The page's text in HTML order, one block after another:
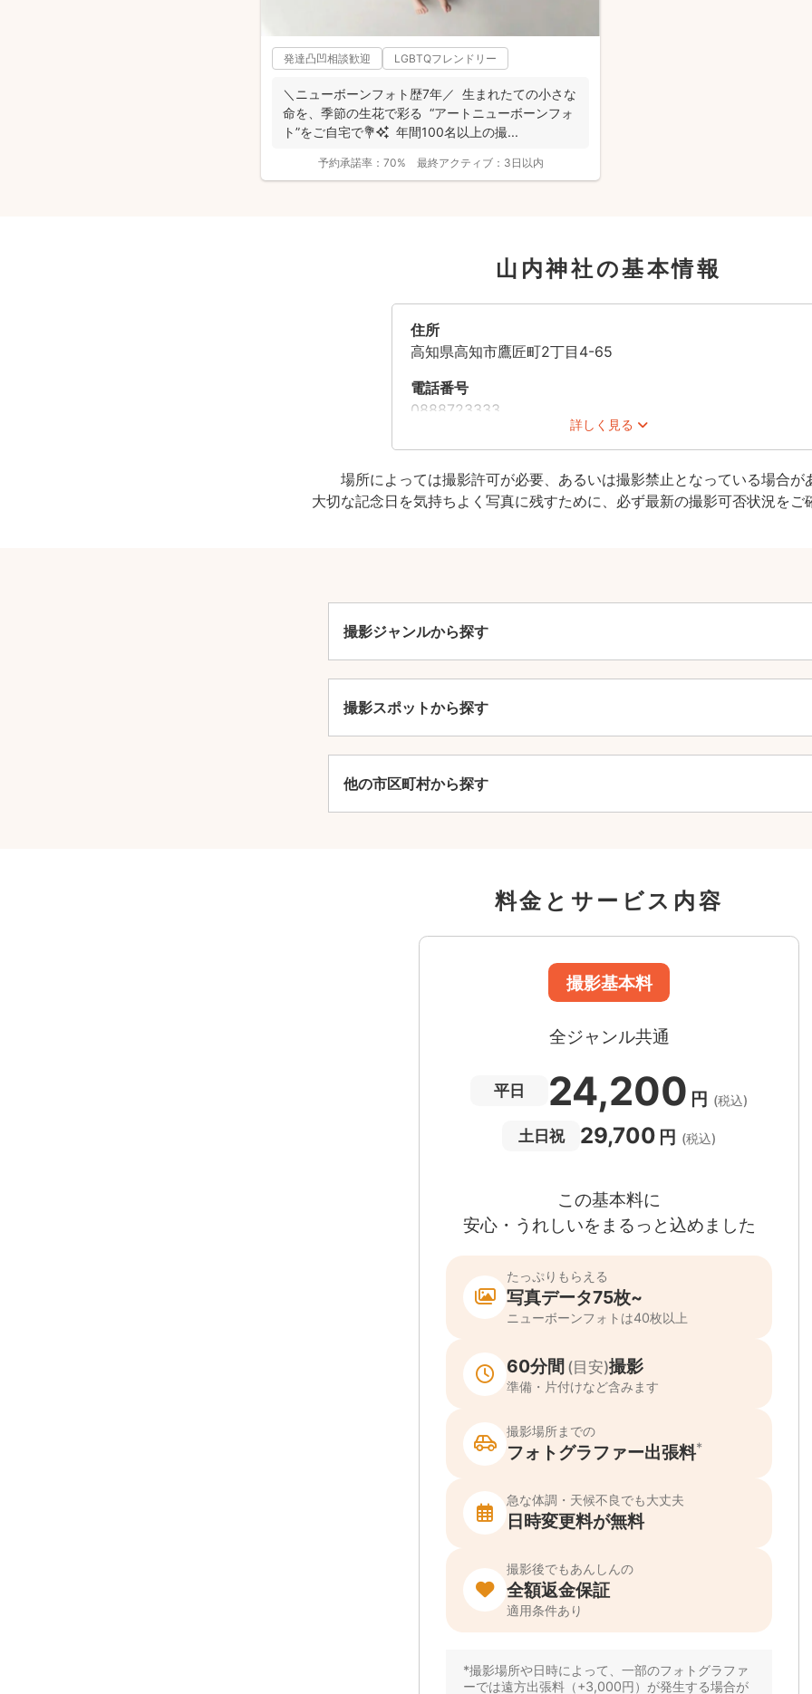
発達凸凹相談歓迎 LGBTQフレンドリー
＼ニューボーンフォト歴7年／ 生まれたての小さな
命を、季節の生花で彩る “アートニューボーンフォ
ト”をご自宅で💐✨ 年間100名以上の撮...
予約承諾率： 70% 最終アクティブ： 3日以内
山内神社の基本情報
詳しく見る
住所
高知県高知市鷹匠町2丁目4-65
電話番号
0888723333
場所によっては撮影許可が必要、あるいは撮影禁止となっている場合が
大切な記念日を気持ちよく写真に残すために、必ず最新の撮影可否状況をご
撮影ジャンルから探す
撮影スポットから探す
他の市区町村から探す
料金とサービス内容
全ジャンル共通
24,200円 (税込)
この基本料に
準備・片付けなど含みます
撮影場所までの
急な体調・天候不良でも大丈夫
*撮影場所や日時によって、一部のフォトグラファ
ーでは遠方出張料（+3,000円）が発生する場合が